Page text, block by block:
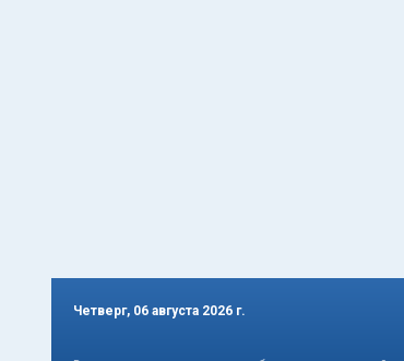
Четверг, 06 августа 2026 г.